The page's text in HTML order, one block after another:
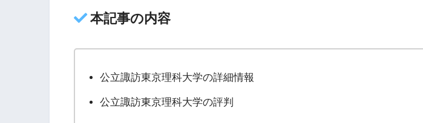
本記事の内容
公立諏訪東京理科大学の詳細情報
公立諏訪東京理科大学の評判